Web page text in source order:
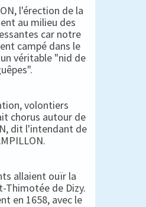
l'érection de la
au milieu des
car notre
campé dans le
véritable "nid de
volontiers
chorus autour de
dit l'intendant de
allaient ouïr la
Thimotée de Dizy.
en 1658, avec le